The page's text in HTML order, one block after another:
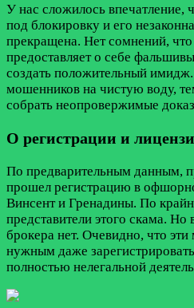
У нас сложилось впечатление,
под блокировку и его
прекращена. Нет сомнений,
предоставляет о себе
создать положительный
мошенников на чистую воду,
собрать неопровержимые
О регистрации и
По предварительным данным,
прошел регистрацию в
Винсент и Гренадины. По
представители этого скама. Но
брокера нет. Очевидно, что
нужным даже
полностью нелегальной